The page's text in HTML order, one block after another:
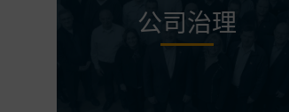
公司治理